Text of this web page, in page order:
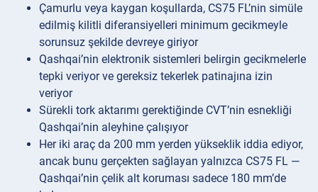
Çamurlu veya kaygan koşullarda, CS75 FL’nin simüle
edilmiş kilitli diferansiyelleri minimum gecikmeyle
sorunsuz şekilde devreye giriyor
Qashqai’nin elektronik sistemleri belirgin gecikmelerle
tepki veriyor ve gereksiz tekerlek patinajına izin
veriyor
Sürekli tork aktarımı gerektiğinde CVT’nin esnekliği
Qashqai’nin aleyhine çalışıyor
Her iki araç da 200 mm yerden yükseklik iddia ediyor,
ancak bunu gerçekten sağlayan yalnızca CS75 FL —
Qashqai’nin çelik alt koruması sadece 180 mm’de